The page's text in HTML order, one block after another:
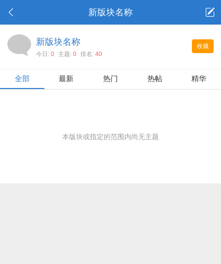
新版块名称
收藏
新版块名称
今日: 0 主题: 0 排名: 40
全部 最新 热门 热帖 精华
本版块或指定的范围内尚无主题